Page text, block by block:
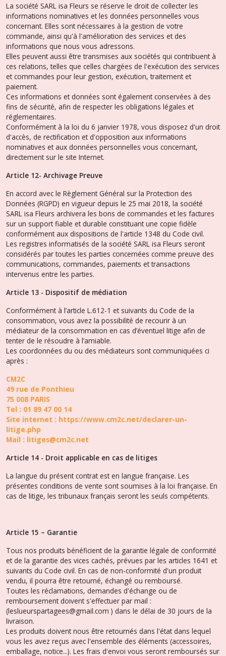
La société SARL isa Fleurs se réserve le droit de collecter les
informations nominatives et les données personnelles vous
concernant. Elles sont nécessaires à la gestion de votre
commande, ainsi qu'à l'amélioration des services et des
informations que nous vous adressons.
Elles peuvent aussi être transmises aux sociétés qui contribuent à
ces relations, telles que celles chargées de l'exécution des services
et commandes pour leur gestion, exécution, traitement et
paiement.
Ces informations et données sont également conservées à des
fins de sécurité, afin de respecter les obligations légales et
réglementaires.
Conformément à la loi du 6 janvier 1978, vous disposez d'un droit
d'accès, de rectification et d'opposition aux informations
nominatives et aux données personnelles vous concernant,
directement sur le site Internet.
Article 12- Archivage Preuve
En accord avec le Règlement Général sur la Protection des
Données (RGPD) en vigueur depuis le 25 mai 2018, la société
SARL isa Fleurs archivera les bons de commandes et les factures
sur un support fiable et durable constituant une copie fidèle
conformément aux dispositions de l'article 1348 du Code civil.
Les registres informatisés de la société SARL isa Fleurs seront
considérés par toutes les parties concernées comme preuve des
communications, commandes, paiements et transactions
intervenus entre les parties.
Article 13 - Dispositif de médiation
Conformément à l’article L.612-1 et suivants du Code de la
consommation, vous avez la possibilité de recourir à un
médiateur de la consommation en cas d’éventuel litige afin de
tenter de le résoudre à l’amiable.
Les coordonnées du ou des médiateurs sont communiquées ci
après :
CM2C
49 rue de Ponthieu
75 008 PARIS
Tel : 01 89 47 00 14
Site internet : https://www.cm2c.net/declarer-un-
litige.php
Mail : litiges@cm2c.net
Article 14 - Droit applicable en cas de litiges
La langue du présent contrat est en langue française. Les
présentes conditions de vente sont soumises à la loi française. En
cas de litige, les tribunaux français seront les seuls compétents.
Article 15 – Garantie
Tous nos produits bénéficient de la garantie légale de conformité
et de la garantie des vices cachés, prévues par les articles 1641 et
suivants du Code civil. En cas de non-conformité d'un produit
vendu, il pourra être retourné, échangé ou remboursé.
Toutes les réclamations, demandes d'échange ou de
remboursement doivent s'effectuer par mail :
(leslueurspartagees@gmail.com ) dans le délai de 30 jours de la
livraison.
Les produits doivent nous être retournés dans l'état dans lequel
vous les avez reçus avec l'ensemble des éléments (accessoires,
emballage, notice...). Les frais d'envoi vous seront remboursés sur